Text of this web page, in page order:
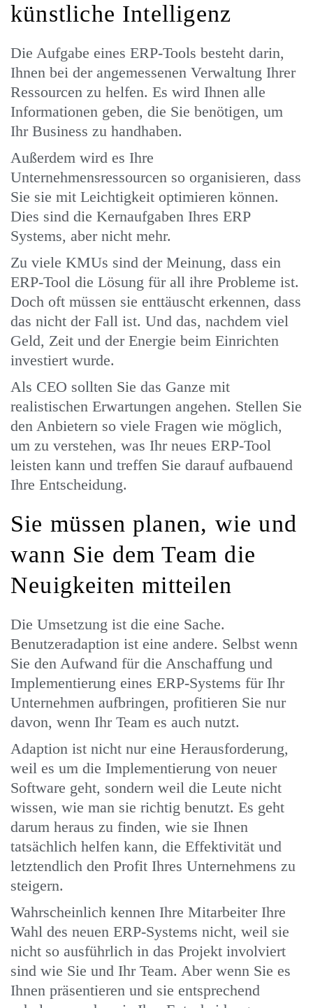
künstliche Intelligenz
Die Aufgabe eines ERP-Tools besteht darin,
Ihnen bei der angemessenen Verwaltung Ihrer
Ressourcen zu helfen. Es wird Ihnen alle
Informationen geben, die Sie benötigen, um
Ihr Business zu handhaben.
Außerdem wird es Ihre
Unternehmensressourcen so organisieren, dass
Sie sie mit Leichtigkeit optimieren können.
Dies sind die Kernaufgaben Ihres ERP
Systems, aber nicht mehr.
Zu viele KMUs sind der Meinung, dass ein
ERP-Tool die Lösung für all ihre Probleme ist.
Doch oft müssen sie enttäuscht erkennen, dass
das nicht der Fall ist. Und das, nachdem viel
Geld, Zeit und der Energie beim Einrichten
investiert wurde.
Als CEO sollten Sie das Ganze mit
realistischen Erwartungen angehen. Stellen Sie
den Anbietern so viele Fragen wie möglich,
um zu verstehen, was Ihr neues ERP-Tool
leisten kann und treffen Sie darauf aufbauend
Ihre Entscheidung.
Sie müssen planen, wie und
wann Sie dem Team die
Neuigkeiten mitteilen
Die Umsetzung ist die eine Sache.
Benutzeradaption ist eine andere. Selbst wenn
Sie den Aufwand für die Anschaffung und
Implementierung eines ERP-Systems für Ihr
Unternehmen aufbringen, profitieren Sie nur
davon, wenn Ihr Team es auch nutzt.
Adaption ist nicht nur eine Herausforderung,
weil es um die Implementierung von neuer
Software geht, sondern weil die Leute nicht
wissen, wie man sie richtig benutzt. Es geht
darum heraus zu finden, wie sie Ihnen
tatsächlich helfen kann, die Effektivität und
letztendlich den Profit Ihres Unternehmens zu
steigern.
Wahrscheinlich kennen Ihre Mitarbeiter Ihre
Wahl des neuen ERP-Systems nicht, weil sie
nicht so ausführlich in das Projekt involviert
sind wie Sie und Ihr Team. Aber wenn Sie es
Ihnen präsentieren und sie entsprechend